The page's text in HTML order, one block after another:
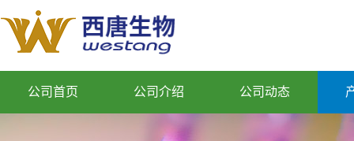
公司首页 公司介绍 公司动态